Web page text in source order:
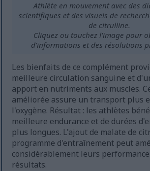
Athlète en mouvement avec des
scientifiques et des visuels de
de citrulline.
Cliquez ou touchez l'image pour
d'informations et des résolutions
Les bienfaits de ce complément
meilleure circulation sanguine et
apport en nutriments aux muscles.
améliorée assure un transport plus
l'oxygène. Résultat : les athlètes
meilleure endurance et de durées
plus longues. L'ajout de malate de
programme d'entraînement peut
considérablement leurs
résultats.